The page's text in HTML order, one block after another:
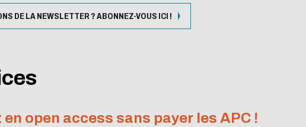
n°1 : jardins
n°2 : Qualié de
climatique
n°5 : La ville
DE LA NEWSLETTER ? ABONNEZ-VOUS ICI !
en open access sans payer les APC !